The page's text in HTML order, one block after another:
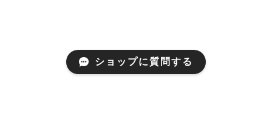
ショップに質問する